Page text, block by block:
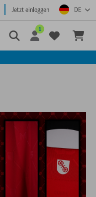
Jetzt einloggen DE
1